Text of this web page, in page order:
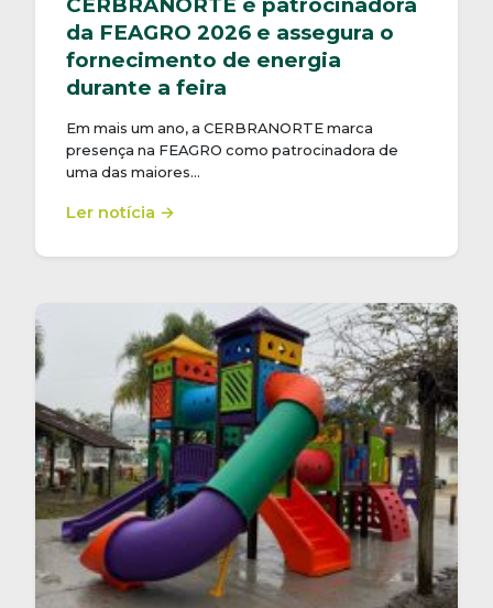
da FEAGRO 2026 e assegura o
fornecimento de energia
durante a feira
Em mais um ano, a CERBRANORTE marca
presença na FEAGRO como patrocinadora de
uma das maiores…
Ler notícia →